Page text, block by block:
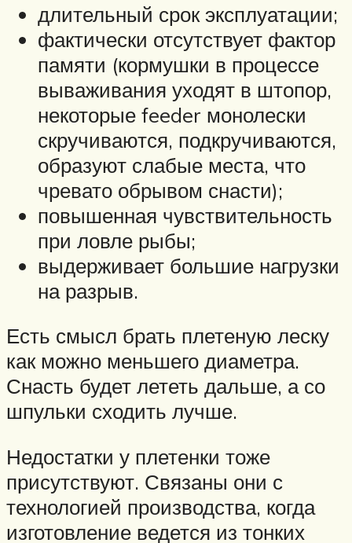
длительный срок эксплуатации;
фактически отсутствует фактор
памяти (кормушки в процессе
вываживания уходят в штопор,
некоторые feeder монолески
скручиваются, подкручиваются,
образуют слабые места, что
чревато обрывом снасти);
повышенная чувствительность
при ловле рыбы;
выдерживает большие нагрузки
на разрыв.
Есть смысл брать плетеную леску
как можно меньшего диаметра.
Снасть будет лететь дальше, а со
шпульки сходить лучше.
Недостатки у плетенки тоже
присутствуют. Связаны они с
технологией производства, когда
изготовление ведется из тонких